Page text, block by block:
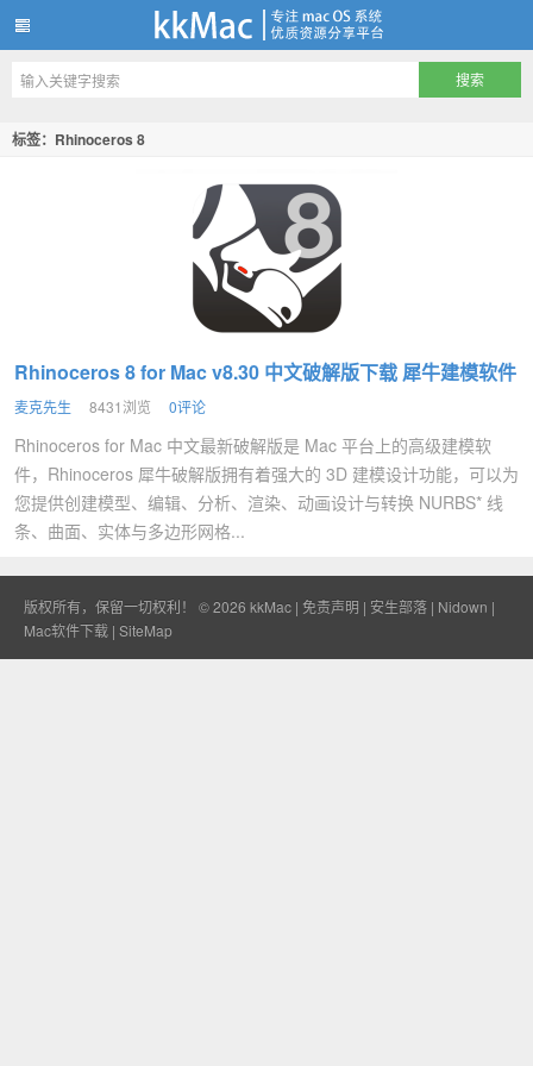
kkMac
标签：Rhinoceros 8
Rhinoceros 8 for Mac v8.30 中文破解版下载 犀牛建模软件
麦克先生 8431浏览 0评论
Rhinoceros for Mac 中文最新破解版是 Mac 平台上的高级建模软
件，Rhinoceros 犀牛破解版拥有着强大的 3D 建模设计功能，可以为
您提供创建模型、编辑、分析、渲染、动画设计与转换 NURBS* 线
条、曲面、实体与多边形网格...
版权所有，保留一切权利！ © 2026 kkMac | 免责声明 | 安生部落 | Nidown |
Mac软件下载 | SiteMap